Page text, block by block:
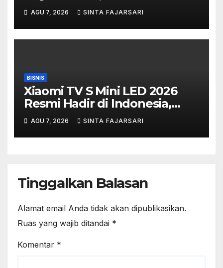
Dilirik Jadi Hub Industri
Mainan dan Produk Bayi Asia
Tenggara
AGU 7, 2026 SINTA FAJARSARI
BISNIS
Xiaomi TV S Mini LED 2026
Resmi Hadir di Indonesia,
Bikin Nonton, Gaming,
hingga WFH Makin Maksimal
AGU 7, 2026 SINTA FAJARSARI
Tinggalkan Balasan
Alamat email Anda tidak akan dipublikasikan.
Ruas yang wajib ditandai *
Komentar *